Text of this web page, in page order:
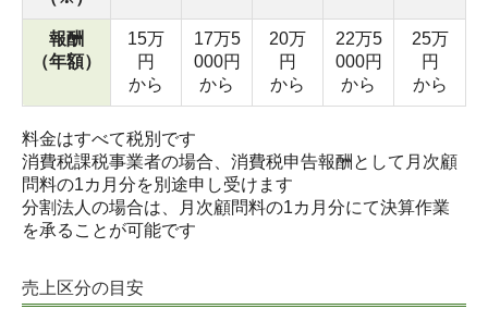
報酬
（年額）
15万
円
から
17万5
000円
から
20万
円
から
22万5
000円
から
25万
円
から
料金はすべて税別です
消費税課税事業者の場合、消費税申告報酬として月次顧
問料の1カ月分を別途申し受けます
分割法人の場合は、月次顧問料の1カ月分にて決算作業
を承ることが可能です
売上区分の目安